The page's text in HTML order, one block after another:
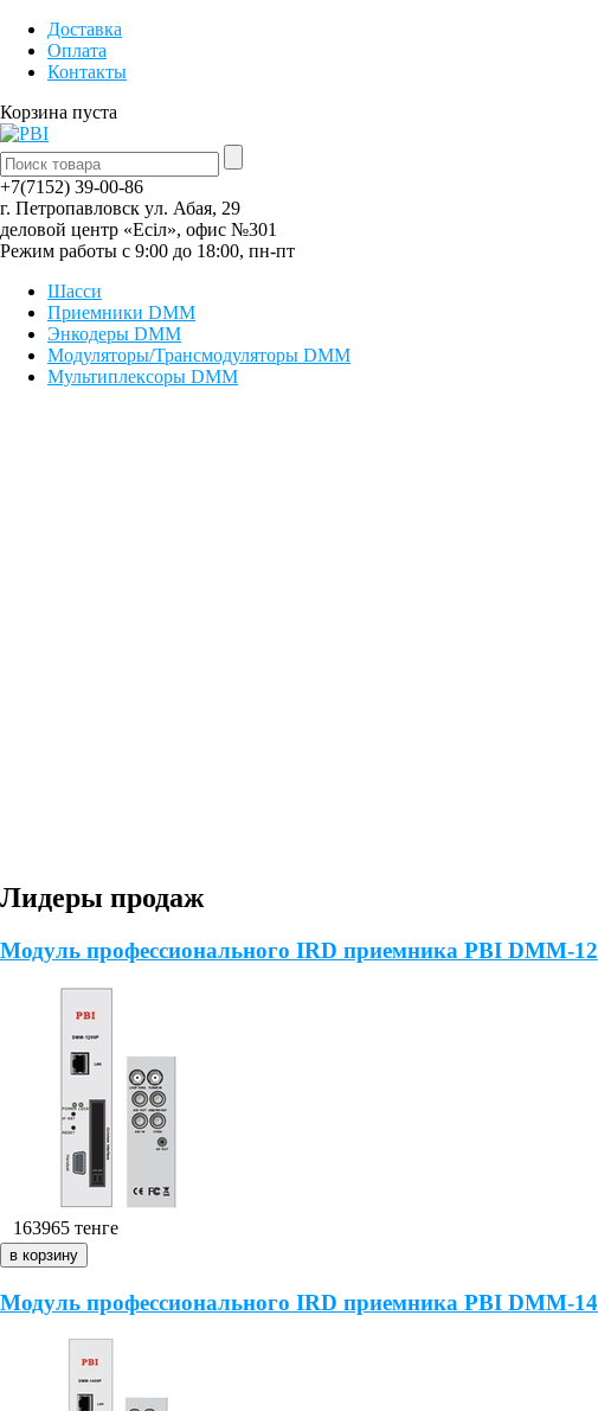
Доставка
Оплата
Контакты
Корзина пуста
+7(7152) 39-00-86
г. Петропавловск yл. Абая, 29
деловой центр «Есiл», офис №301
Режим работы с 9:00 до 18:00, пн-пт
Шасси
Приемники DMM
Энкодеры DMM
Модуляторы/Трансмодуляторы DMM
Мультиплексоры DMM
Лидеры продаж
Модуль профессионального IRD приемника PBI DMM-
163965 тенге
Модуль профессионального IRD приемника PBI DMM-